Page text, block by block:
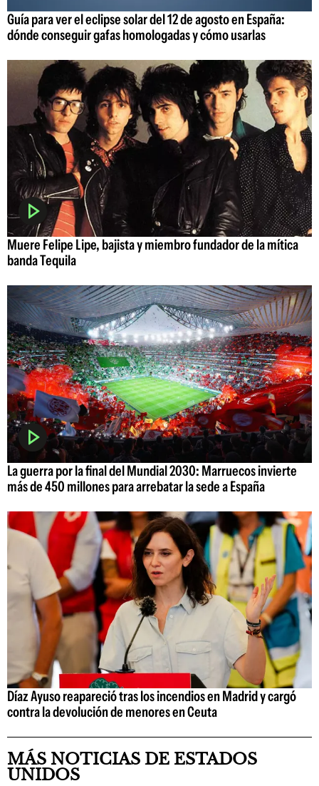
Guía para ver el eclipse solar del 12 de agosto en España:
dónde conseguir gafas homologadas y cómo usarlas
Muere Felipe Lipe, bajista y miembro fundador de la mítica
banda Tequila
La guerra por la final del Mundial 2030: Marruecos invierte
más de 450 millones para arrebatar la sede a España
Díaz Ayuso reapareció tras los incendios en Madrid y cargó
contra la devolución de menores en Ceuta
MÁS NOTICIAS DE ESTADOS
UNIDOS